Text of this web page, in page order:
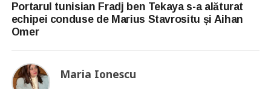
Portarul tunisian Fradj ben Tekaya s-a alăturat
echipei conduse de Marius Stavrositu și Aihan
Omer
Maria Ionescu